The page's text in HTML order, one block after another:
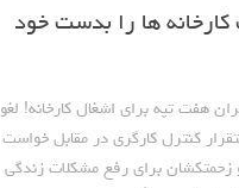
ها را بدست خود
هفت تپه برای اشغال کارخانه! لغو
کنترل کارگری در مقابل خواست
زحمتکشان برای رفع مشکلات زندگی